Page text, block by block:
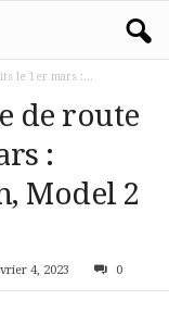
le 1er mars :...
de route
:
Model 2
4, 2023 0